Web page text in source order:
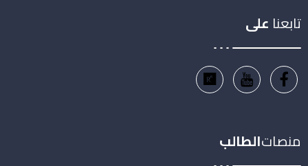
تابعنا على
منصاتالطالب